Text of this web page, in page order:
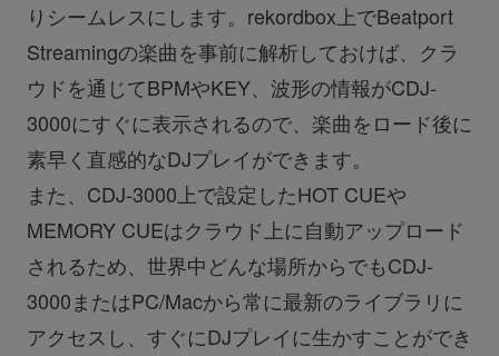
りシームレスにします。rekordbox上でBeatport
Streamingの楽曲を事前に解析しておけば、クラ
ウドを通じてBPMやKEY、波形の情報がCDJ-
3000にすぐに表示されるので、楽曲をロード後に
素早く直感的なDJプレイができます。
また、CDJ-3000上で設定したHOT CUEや
MEMORY CUEはクラウド上に自動アップロード
されるため、世界中どんな場所からでもCDJ-
3000またはPC/Macから常に最新のライブラリに
アクセスし、すぐにDJプレイに生かすことができ